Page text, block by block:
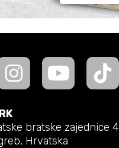
bratske zajednice 4
Hrvatska